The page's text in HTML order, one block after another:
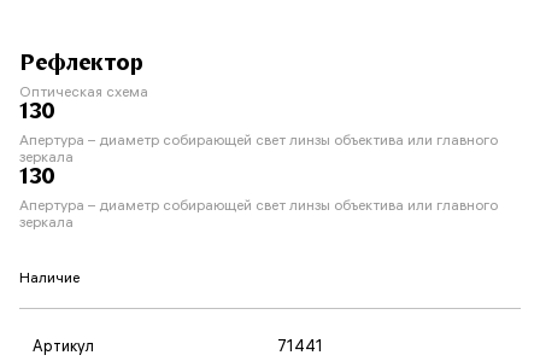
Рефлектор
Оптическая схема
130
Апертура – диаметр собирающей свет линзы объектива или главного
зеркала
130
Апертура – диаметр собирающей свет линзы объектива или главного
зеркала
Наличие
Артикул
71441